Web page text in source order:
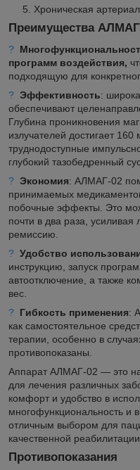
Хроническая
Преимущества
?
программ воздействия,
подходящую для
? Эффективность:
обеспечивают
Глубина проникновения
излучателей достигает
труднодоступные
глубокий тазобедренный
? Экономия: АЛМАГ-02
принимаемых
побочные эффекты. Это
почти в два раза,
ремиссию.
? Удобство
инструкцию, запуск
автоотключение, а также
вес.
? Гибкость применения:
как самостоятельное
терапии, особенно в
противопоказаны.
Аппарат АЛМАГ-02 — это
для лечения различных
комфорт и удобство в
многофункциональность и
отличным выбором для
качественной
Противопоказания